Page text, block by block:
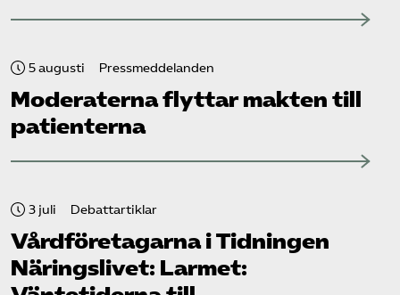
5 augusti Pressmeddelanden
Moderaterna flyttar makten till
patienterna
3 juli Debattartiklar
Vård­företagarna i Tidningen
Näringslivet: Larmet: